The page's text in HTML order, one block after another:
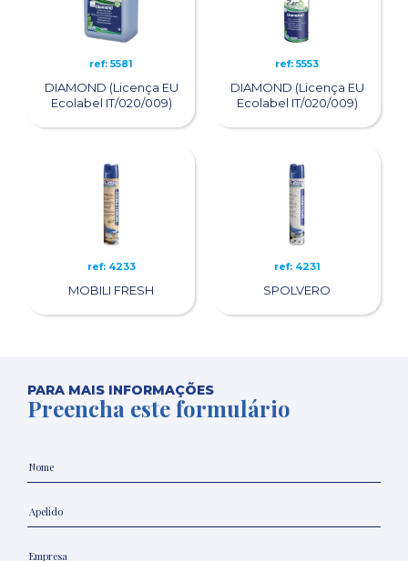
ref: 5581
DIAMOND (Licença EU
Ecolabel IT/020/009)
ref: 5553
DIAMOND (Licença EU
Ecolabel IT/020/009)
ref: 4233
MOBILI FRESH
ref: 4231
SPOLVERO
PARA MAIS INFORMAÇÕES
Preencha este formulário